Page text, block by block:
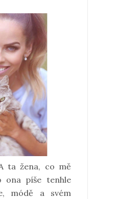
ta žena, co mě
ona píše tenhle
módě a svém